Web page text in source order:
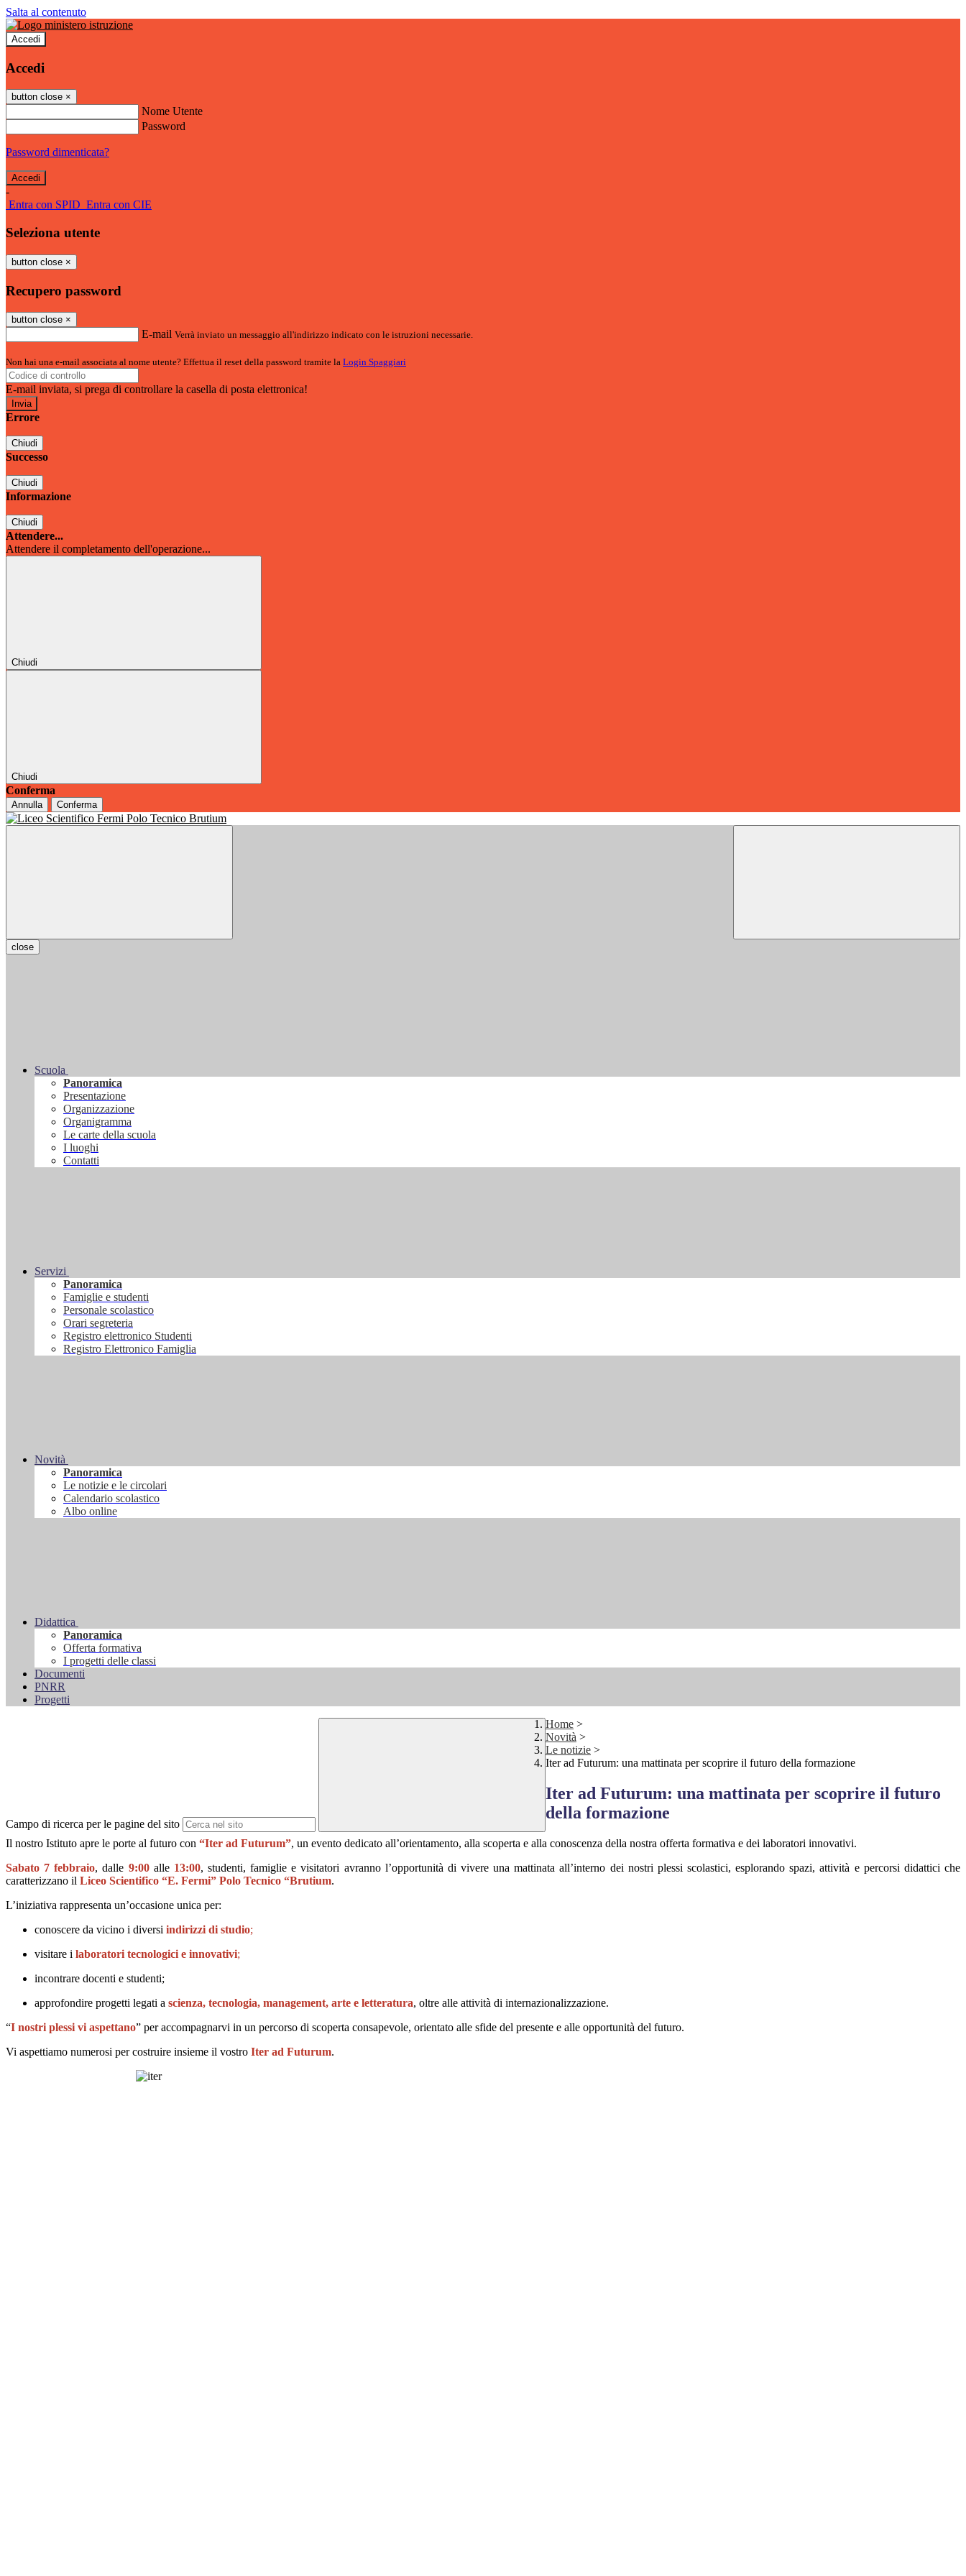
Salta al contenuto
Accedi
Accedi
button close ×
Nome Utente
Password
Password dimenticata?
-
Entra con SPID Entra con CIE
Seleziona utente
button close ×
Recupero password
button close ×
E-mail Verrà inviato un messaggio all'indirizzo indicato con le istruzioni necessarie.
Non hai una e-mail associata al nome utente? Effettua il reset della password tramite la Login Spaggiari
E-mail inviata, si prega di controllare la casella di posta elettronica!
Errore
Chiudi
Successo
Chiudi
Informazione
Chiudi
Attendere...
Attendere il completamento dell'operazione...
Chiudi
Chiudi
Conferma
Annulla Conferma
close
Scuola
Panoramica
Presentazione
Organizzazione
Organigramma
Le carte della scuola
I luoghi
Contatti
Servizi
Panoramica
Famiglie e studenti
Personale scolastico
Orari segreteria
Registro elettronico Studenti
Registro Elettronico Famiglia
Novità
Panoramica
Le notizie e le circolari
Calendario scolastico
Albo online
Didattica
Panoramica
Offerta formativa
I progetti delle classi
Documenti
PNRR
Progetti
Campo di ricerca per le pagine del sito
Home >
Novità >
Le notizie >
Iter ad Futurum: una mattinata per scoprire il futuro della formazione
Iter ad Futurum: una mattinata per scoprire il futuro
della formazione
Il nostro Istituto apre le porte al futuro con “Iter ad Futurum”, un evento dedicato all’orientamento, alla scoperta e alla conoscenza della nostra offerta formativa e dei laboratori innovativi.
Sabato 7 febbraio, dalle 9:00 alle 13:00, studenti, famiglie e visitatori avranno l’opportunità di vivere una mattinata all’interno dei nostri plessi scolastici, esplorando spazi, attività e percorsi didattici che
caratterizzano il Liceo Scientifico “E. Fermi” Polo Tecnico “Brutium.
L’iniziativa rappresenta un’occasione unica per:
conoscere da vicino i diversi indirizzi di studio;
visitare i laboratori tecnologici e innovativi;
incontrare docenti e studenti;
approfondire progetti legati a scienza, tecnologia, management, arte e letteratura, oltre alle attività di internazionalizzazione.
“I nostri plessi vi aspettano” per accompagnarvi in un percorso di scoperta consapevole, orientato alle sfide del presente e alle opportunità del futuro.
Vi aspettiamo numerosi per costruire insieme il vostro Iter ad Futurum.